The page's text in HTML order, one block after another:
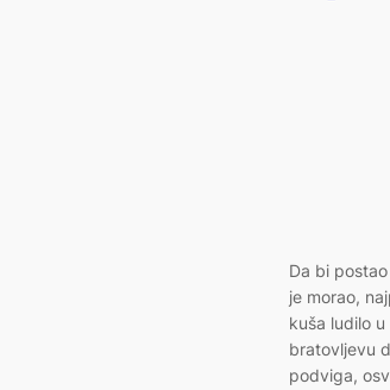
Da bi
je morao,
kuša ludilo
bratovljevu
podviga,